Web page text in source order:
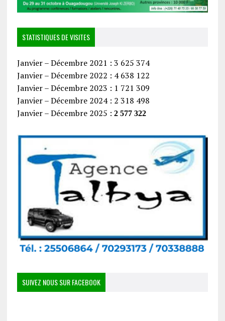
STATISTIQUES DE VISITES
Janvier – Décembre 2021 : 3 625 374
Janvier – Décembre 2022 : 4 638 122
Janvier – Décembre 2023 : 1 721 309
Janvier – Décembre 2024 : 2 318 498
Janvier – Décembre 2025 : 2 577 322
SUIVEZ NOUS SUR FACEBOOK